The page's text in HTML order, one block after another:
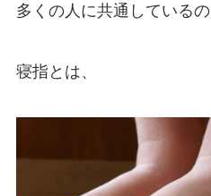
多くの人に共通している
寝指とは、